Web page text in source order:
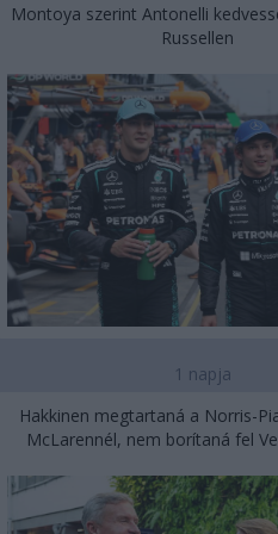
Montoya szerint Antonelli
Russellen
1 napja
Hakkinen megtartaná a Norris-
McLarennél, nem borítaná fel